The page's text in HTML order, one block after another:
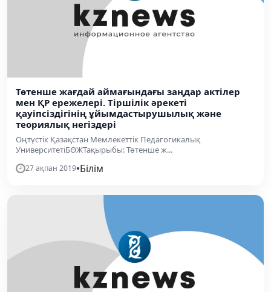
Төтенше жағдай аймағындағы заңдар актілер
мен ҚР ережелері. Тіршілік әрекеті
қауіпсіздігінің ұйымдастырушылық және
теориялық негіздері
Оңтүстік Қазақстан Мемлекеттік Педагогикалық
УниверситетіБӨЖТақырыбы: Төтенше ж...
27 ақпан 2019•Білім